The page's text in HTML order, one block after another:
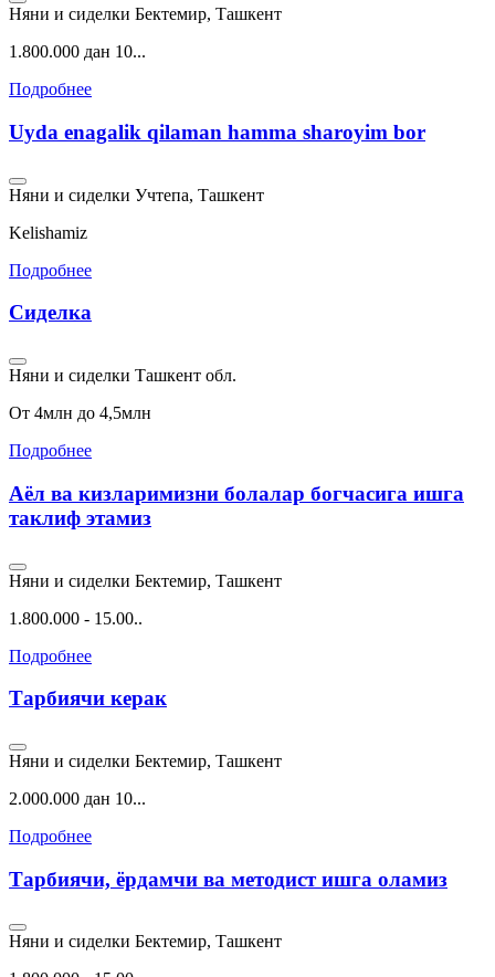
Няни и сиделки Бектемир, Ташкент
1.800.000 дан 10...
Подробнее
Uyda enagalik qilaman hamma sharoyim bor
Няни и сиделки Учтепа, Ташкент
Kelishamiz
Подробнее
Сиделка
Няни и сиделки Ташкент обл.
От 4млн до 4,5млн
Подробнее
Аёл ва кизларимизни болалар богчасига ишга
таклиф этамиз
Няни и сиделки Бектемир, Ташкент
1.800.000 - 15.00..
Подробнее
Тарбиячи керак
Няни и сиделки Бектемир, Ташкент
2.000.000 дан 10...
Подробнее
Тарбиячи, ёрдамчи ва методист ишга оламиз
Няни и сиделки Бектемир, Ташкент